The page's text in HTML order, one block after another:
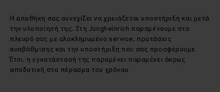
Η αποθήκη σας συνεχίζει να χρειάζεται υποστήριξη και μετά
την υλοποίησή της. Στη Jungheinrich παραμένουμε στο
πλευρό σας με ολοκληρωμένο service, προτάσεις
αναβάθμισης και την υποστήριξη που σας προσφέρουμε.
Έτσι, η εγκατάστασή της παραμένει παραμένει άκρως
αποδοτική στο πέρασμα του χρόνου.